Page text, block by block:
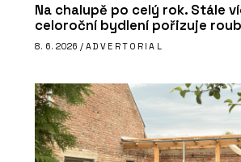
Na chalupě po celý rok. Stále
celoroční bydlení pořizuje
8. 6. 2026 / ADVERTORIAL